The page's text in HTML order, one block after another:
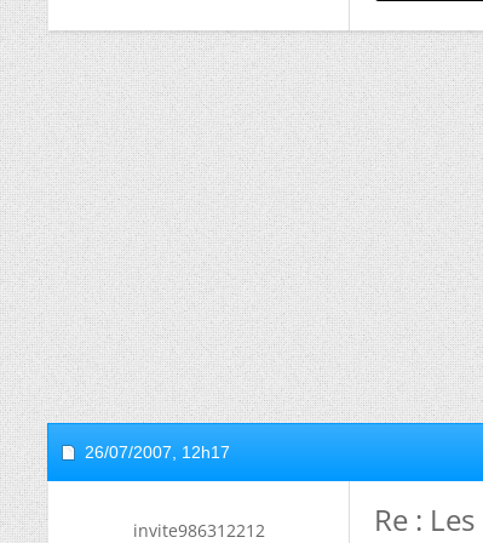
26/07/2007, 12h17
invite986312212 Re :